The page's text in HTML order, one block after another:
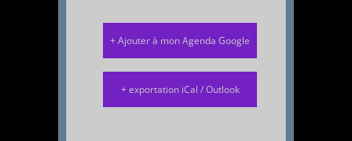
+ Ajouter à mon Agenda Google
+ exportation iCal / Outlook